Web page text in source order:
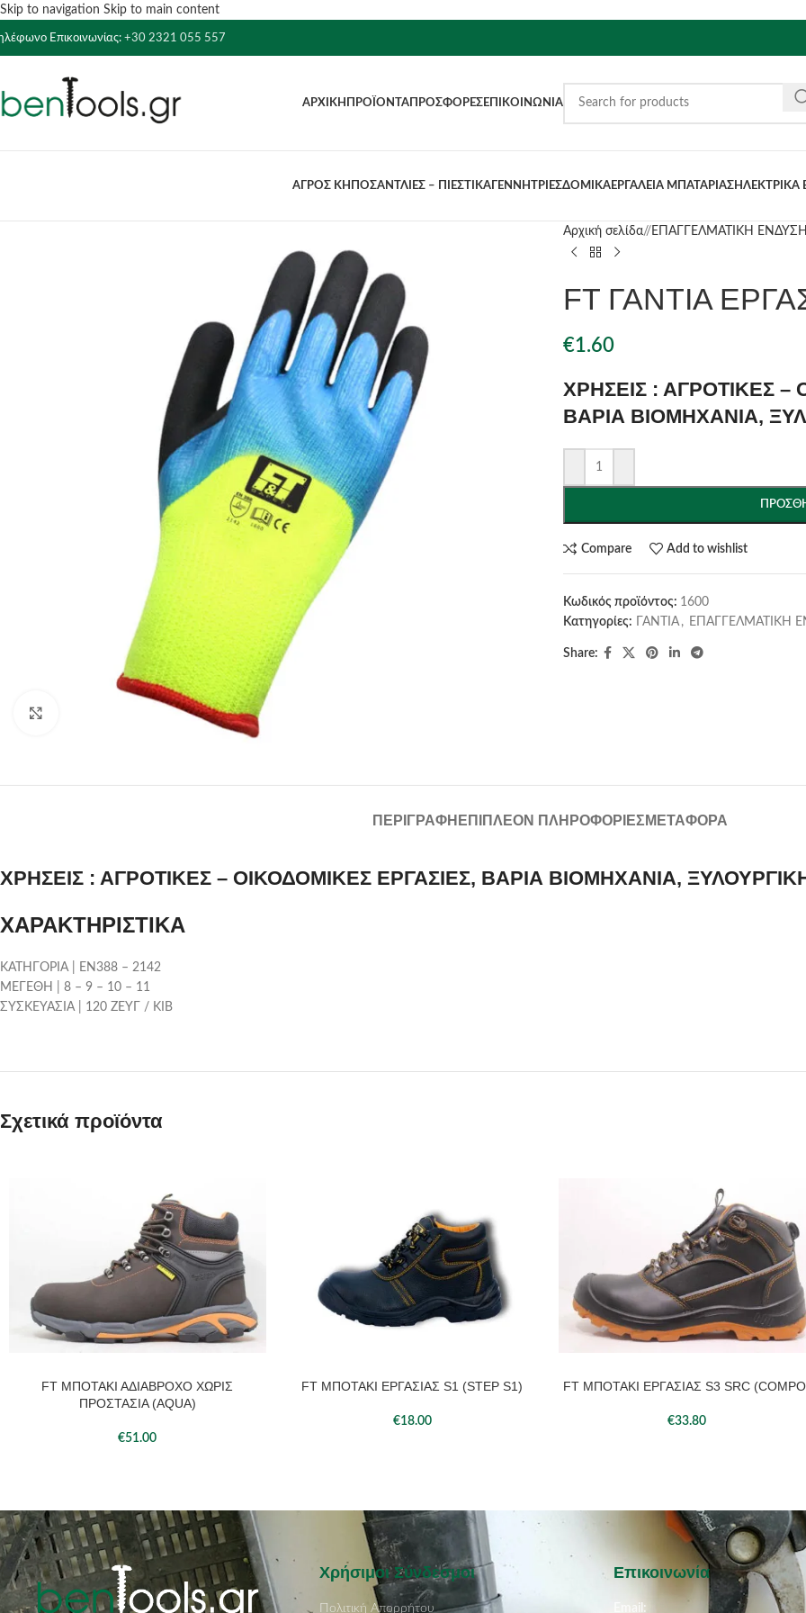
Skip to navigation Skip to main content
Επικοινωνίας: +30 2321 055 557
ΑΡΧΙΚΉ ΠΡΟΪΌΝΤΑ ΠΡΟΣΦΟΡΈΣΕΠΙΚΟΙΝΩΝΊΑ
ΑΓΡΟΣ ΚΗΠΟΣΑΝΤΛΙΕΣ – ΠΙΕΣΤΙΚΑ ΓΕΝΝΗΤΡΙΕΣΔΟΜΙΚΑΕΡΓΑΛΕΙΑ ΜΠΑΤΑΡΙΑΣΗΛΕΚΤΡΙΚΑ
Αρχική σελίδα/ ΕΠΑΓΓΕΛΜΑΤΙΚΗ
FT ΓΑΝΤΙΑ
€1.60
ΧΡΗΣΕΙΣ : ΑΓΡΟΤΙΚΕΣ –
ΒΑΡΙΑ ΒΙΟΜΗΧΑΝΙΑ,
Compare Add to wishlist
Κωδικός προϊόντος: 1600
Κατηγορίες:
ΓΑΝΤΙΑ , ΕΠΑΓΓΕΛΜΑΤΙΚΗ
Share:
ΠΕΡΙΓΡΑΦΉ ΕΠΙΠΛΈΟΝ ΠΛΗΡΟΦΟΡΊΕΣ ΜΕΤΑΦΟΡΆ
ΧΡΗΣΕΙΣ : ΑΓΡΟΤΙΚΕΣ – ΟΙΚΟΔΟΜΙΚΕΣ ΕΡΓΑΣΙΕΣ, ΒΑΡΙΑ ΒΙΟΜΗΧΑΝΙΑ,
ΧΑΡΑΚΤΗΡΙΣΤΙΚΑ
ΚΑΤΗΓΟΡΙΑ | ΕΝ388 – 2142
ΜΕΓΕΘΗ | 8 – 9 – 10 – 11
ΣΥΣΚΕΥΑΣΙΑ | 120 ΖΕΥΓ / ΚΙΒ
Σχετικά προϊόντα
ΠΡΟΣΘΉΚΗ ΣΤΟ ΚΑΛΆΘΙ
FT ΜΠΟΤΑΚΙ ΑΔΙΑΒΡΟΧΟ ΧΩΡΙΣ
ΠΡΟΣΤΑΣΙΑ (AQUA)
€51.00
ΠΡΟΣΘΉΚΗ ΣΤΟ ΚΑΛΆΘΙ
FT ΜΠΟΤΑΚΙ ΕΡΓΑΣΙΑΣ S1 (STEP S1)
€18.00
ΠΡΟΣΘΉΚΗ ΣΤΟ ΚΑΛΆΘΙ
FT ΜΠΟΤΑΚΙ ΕΡΓΑΣΙΑΣ S3 SRC
€33.80
Χρήσιμοι Σύνδεσμοι
Πολιτική Απορρήτου
Επικοινωνία
Email: